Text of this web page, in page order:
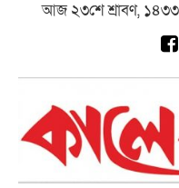
আজ ২৩শে শ্রাবণ, ১৪৩৩